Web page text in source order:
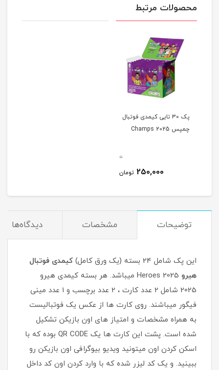
محصولات مرتبط
پک 30 تایی کیمدی فوتبال
چمپس 2025 Champs
0
250,000 تومان
توضیحات مشخصات دیدگاه‌ها
این پک شامل 24 بسته (یک ورق کامل)
کیمدی فوتبال
هیرو
2025 Heroes میباشد. هر بسته کیمدی هیرو
2025 شامل 2 عدد کارت ، 2 عدد برچسب و 1 عدد مینی
فیگور میباشند. روی کارت ها از عکس یک فوتبالیست
به همراه مشخصات و امتیاز های اون بازیکن تشکیل
شده است. پشت این کارت ها یک QR CODE بوده که با
اسکن کردن اون میتونید ویدیو بیوگرافی اون بازیکن رو
ببینید. و یک کد لیزر شده که با وارد کردن اون کد داخل